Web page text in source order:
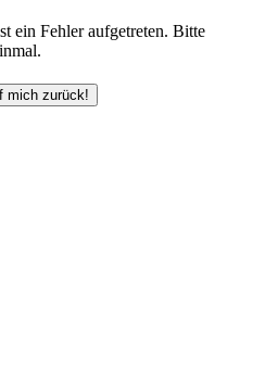
ein Fehler aufgetreten. Bitte
mich zurück!